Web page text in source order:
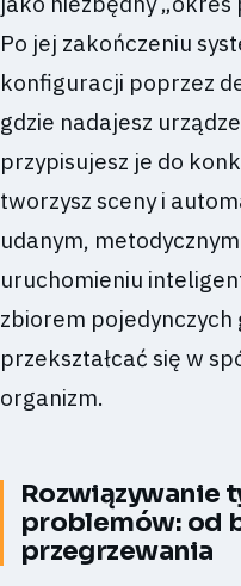
Po jej zakończeniu
konfiguracji poprzez
gdzie nadajesz
przypisujesz je do
tworzysz sceny i
udanym,
uruchomieniu
zbiorem pojedynczych
przekształcać się w
organizm.
Rozwiązywanie
problemów: od
przegrzewania